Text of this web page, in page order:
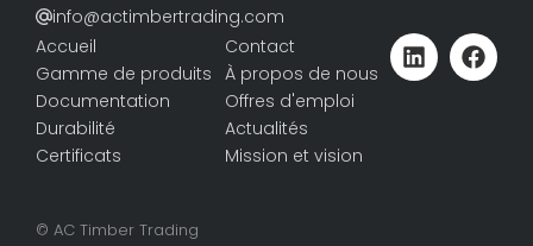
info@actimbertrading.com
Accueil
Gamme de produits
Documentation
Durabilité
Certificats
Contact
À propos de nous
Offres d'emploi
Actualités
Mission et vision
© AC Timber Trading